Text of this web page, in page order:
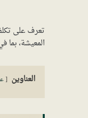
المعيشة، بما
العناوين